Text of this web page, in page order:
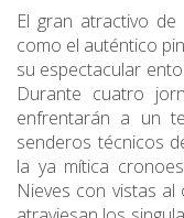
El gran atractivo
como el auténtico
su espectacular
Durante cuatro
enfrentarán a un
senderos técnicos
la ya mítica
Nieves con vistas